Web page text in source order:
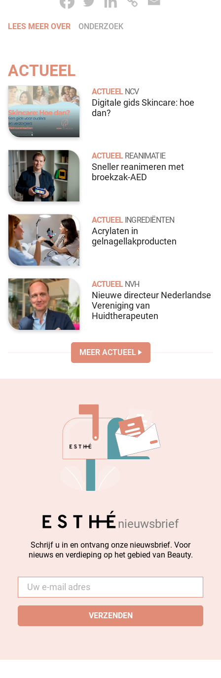
LEES MEER OVER ONDERZOEK
ACTUEEL
ACTUEEL NCV
Digitale gids Skincare: hoe
dan?
ACTUEEL REANIMATIE
Sneller reanimeren met
broekzak-AED
ACTUEEL INGREDIËNTEN
Acrylaten in
gelnagellakproducten
ACTUEEL NVH
Nieuwe directeur Nederlandse
Vereniging van
Huidtherapeuten
MEER ACTUEEL
nieuwsbrief
Schrijf u in en ontvang onze nieuwsbrief. Voor
nieuws en verdieping op het gebied van Beauty.
mail *